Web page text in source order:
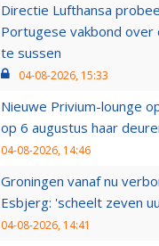
Directie Lufthansa
Portugese vakbond over
te sussen
04-08-2026, 15:33
Nieuwe Privium-lounge
op 6 augustus haar
04-08-2026, 14:46
Groningen vanaf nu
Esbjerg: 'scheelt zeven
04-08-2026, 14:41